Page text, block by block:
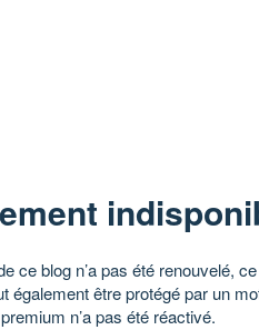
ce blog n’a pas été renouvelé,
également être protégé par un
n’a pas été réactivé.